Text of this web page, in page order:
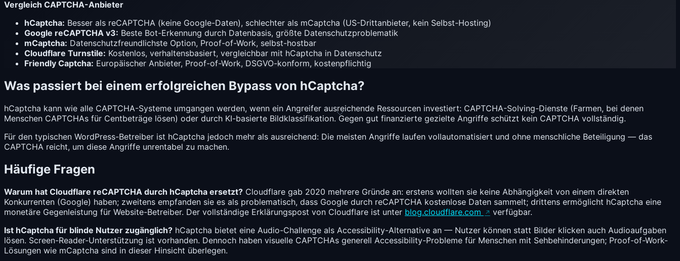
Vergleich CAPTCHA-Anbieter
hCaptcha: Besser als reCAPTCHA (keine Google-Daten), schlechter als mCaptcha (US-Drittanbieter, kein Selbst-Hosting)
Google reCAPTCHA v3: Beste Bot-Erkennung durch Datenbasis, größte Datenschutzproblematik
mCaptcha: Datenschutzfreundlichste Option, Proof-of-Work, selbst-hostbar
Cloudflare Turnstile: Kostenlos, verhaltensbasiert, vergleichbar mit hCaptcha in Datenschutz
Friendly Captcha: Europäischer Anbieter, Proof-of-Work, DSGVO-konform, kostenpflichtig
Was passiert bei einem erfolgreichen Bypass von hCaptcha?
hCaptcha kann wie alle CAPTCHA-Systeme umgangen werden, wenn ein Angreifer ausreichende Ressourcen investiert: CAPTCHA-Solving-Dienste (Farmen, bei denen
Menschen CAPTCHAs für Centbeträge lösen) oder durch KI-basierte Bildklassifikation. Gegen gut finanzierte gezielte Angriffe schützt kein CAPTCHA vollständig.
Für den typischen WordPress-Betreiber ist hCaptcha jedoch mehr als ausreichend: Die meisten Angriffe laufen vollautomatisiert und ohne menschliche Beteiligung — das
CAPTCHA reicht, um diese Angriffe unrentabel zu machen.
Häufige Fragen
Warum hat Cloudflare reCAPTCHA durch hCaptcha ersetzt? Cloudflare gab 2020 mehrere Gründe an: erstens wollten sie keine Abhängigkeit von einem direkten
Konkurrenten (Google) haben; zweitens empfanden sie es als problematisch, dass Google durch reCAPTCHA kostenlose Daten sammelt; drittens ermöglicht hCaptcha eine
monetäre Gegenleistung für Website-Betreiber. Der vollständige Erklärungspost von Cloudflare ist unter blog.cloudflare.com
verfügbar.
Ist hCaptcha für blinde Nutzer zugänglich? hCaptcha bietet eine Audio-Challenge als Accessibility-Alternative an — Nutzer können statt Bilder klicken auch Audioaufgaben
lösen. Screen-Reader-Unterstützung ist vorhanden. Dennoch haben visuelle CAPTCHAs generell Accessibility-Probleme für Menschen mit Sehbehinderungen; Proof-of-Work-
Lösungen wie mCaptcha sind in dieser Hinsicht überlegen.